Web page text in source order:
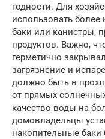
годности. Для
использовать
баки или канистры,
продуктов. Важно,
герметично
загрязнение и
должно быть в
от прямых
качество воды на
домовладельцы
накопительные